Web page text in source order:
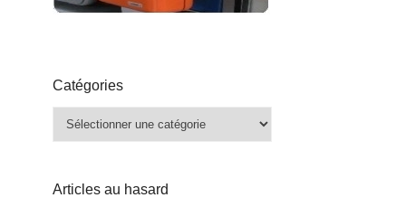
Catégories
Catégories
Articles au hasard